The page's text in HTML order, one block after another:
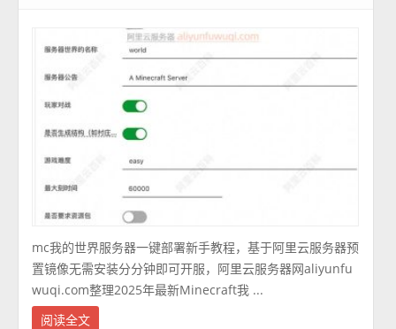
mc我的世界服务器一键部署新手教程，基于阿里云服务器预
置镜像无需安装分分钟即可开服，阿里云服务器网aliyunfu
wuqi.com整理2025年最新Minecraft我 ...
阅读全文